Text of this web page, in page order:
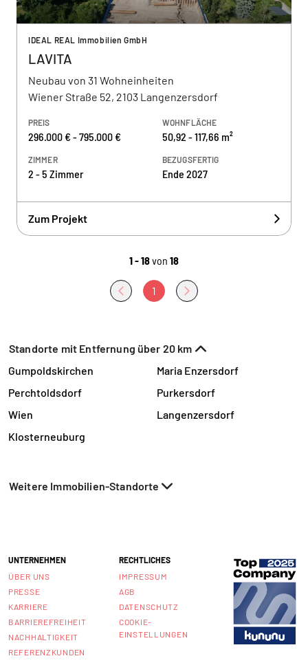
IDEAL REAL Immobilien GmbH
LAVITA
Neubau von 31 Wohneinheiten
Wiener Straße 52, 2103 Langenzersdorf
PREIS
296.000 € - 795.000 €
WOHNFLÄCHE
50,92 - 117,66 m²
ZIMMER
2 - 5 Zimmer
BEZUGSFERTIG
Ende 2027
Zum Projekt
1 - 18von 18
1
Standorte mit Entfernung über 20 km
Gumpoldskirchen
Maria Enzersdorf
Perchtoldsdorf
Purkersdorf
Wien
Langenzersdorf
Klosterneuburg
Weitere Immobilien-Standorte
UNTERNEHMEN
ÜBER UNS
PRESSE
KARRIERE
BARRIEREFREIHEIT
NACHHALTIGKEIT
REFERENZKUNDEN
RECHTLICHES
IMPRESSUM
AGB
DATENSCHUTZ
COOKIE-
EINSTELLUNGEN